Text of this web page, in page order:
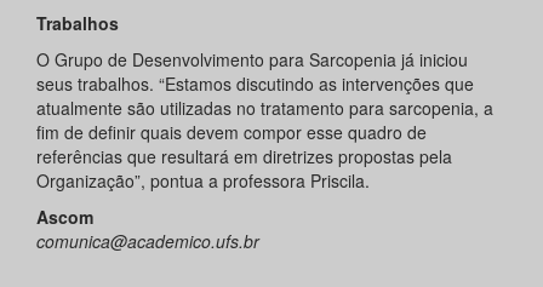
Trabalhos
O Grupo de Desenvolvimento para Sarcopenia já iniciou
seus trabalhos. “Estamos discutindo as intervenções que
atualmente são utilizadas no tratamento para sarcopenia, a
fim de definir quais devem compor esse quadro de
referências que resultará em diretrizes propostas pela
Organização”, pontua a professora Priscila.
Ascom
comunica@academico.ufs.br